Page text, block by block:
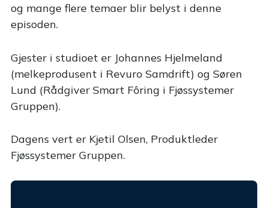
og mange flere temaer blir belyst i denne
episoden.
Gjester i studioet er Johannes Hjelmeland
(melkeprodusent i Revuro Samdrift) og Søren
Lund (Rådgiver Smart Fôring i Fjøssystemer
Gruppen).
Dagens vert er Kjetil Olsen, Produktleder
Fjøssystemer Gruppen.